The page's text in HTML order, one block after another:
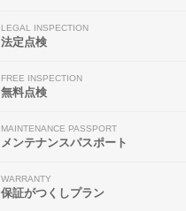
LEGAL INSPECTION
法定点検
FREE INSPECTION
無料点検
MAINTENANCE PASSPORT
メンテナンスパスポート
WARRANTY
保証がつくしプラン